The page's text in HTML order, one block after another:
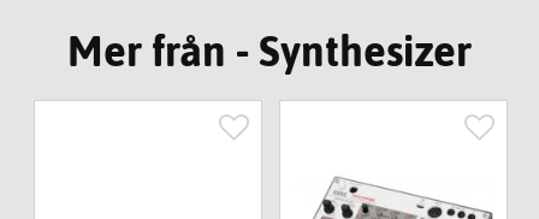
Mer från - Synthesizer